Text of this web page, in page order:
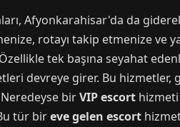
Afyonkarahisar'da da
rotayı takip etmenize ve
tek başına seyahat
devreye girer. Bu hizmetler,
birVIP escort
tür bireve gelen escort